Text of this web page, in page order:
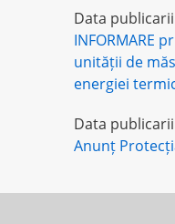
Data
INFORMARE
unității de
energiei
Data
Anunț